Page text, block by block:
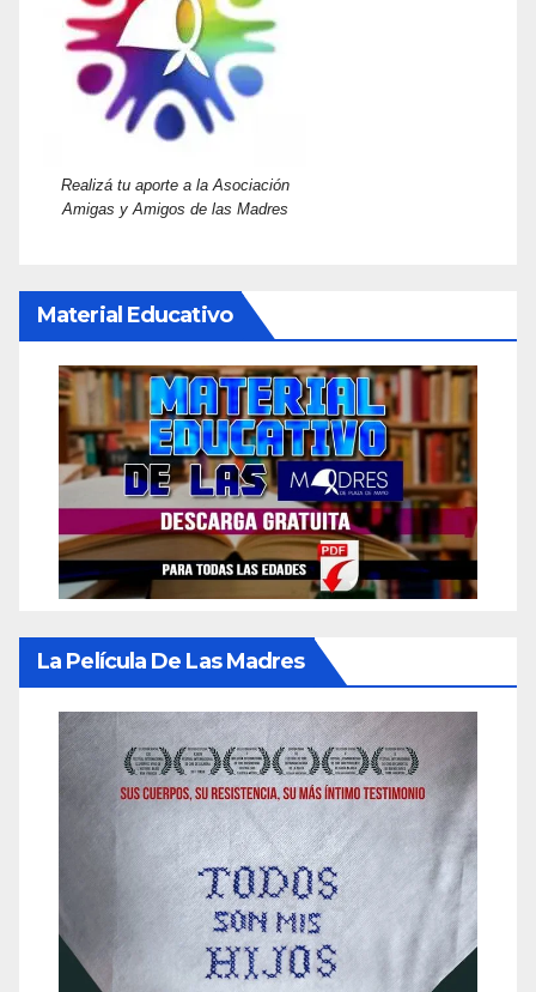
Realizá tu aporte a la Asociación
Amigas y Amigos de las Madres
Material Educativo
La Película De Las Madres